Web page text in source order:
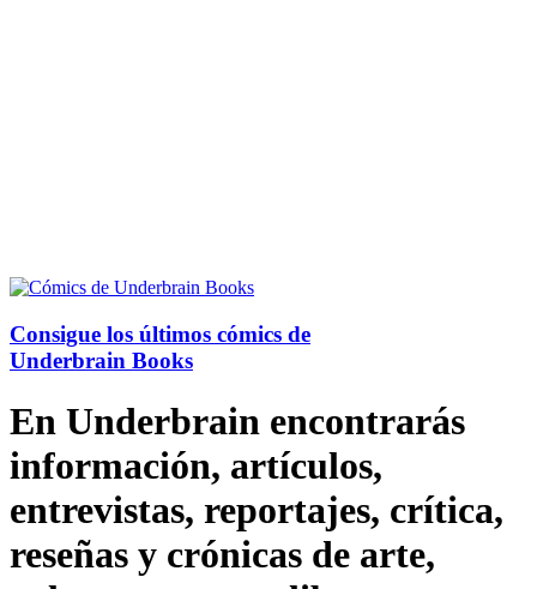
Consigue los últimos cómics de
Underbrain Books
En Underbrain encontrarás
información, artículos,
entrevistas, reportajes, crítica,
reseñas y crónicas de arte,